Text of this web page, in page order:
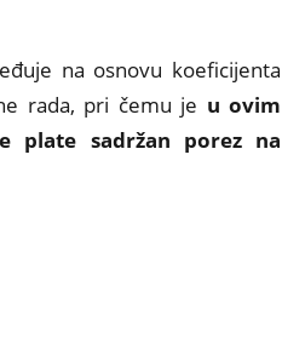
na osnovu koeficijenta
rada, pri čemu je u ovim
plate sadržan porez na